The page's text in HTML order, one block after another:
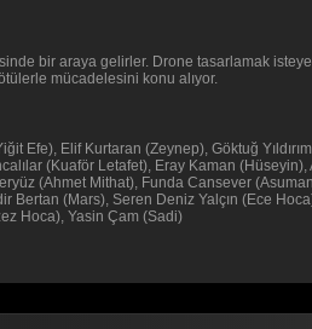
bir araya gelirler. Drone tasarlamak
mücadelesini konu alıyor.
Efe), Elif Kurtaran (Zeynep), Göktuğ
(Kuaför Letafet), Eray Kaman
(Ahmet Mithat), Funda Cansever
(Mars), Seren Deniz Yalçın (Ece
Hoca), Yasin Çam (Sadi)